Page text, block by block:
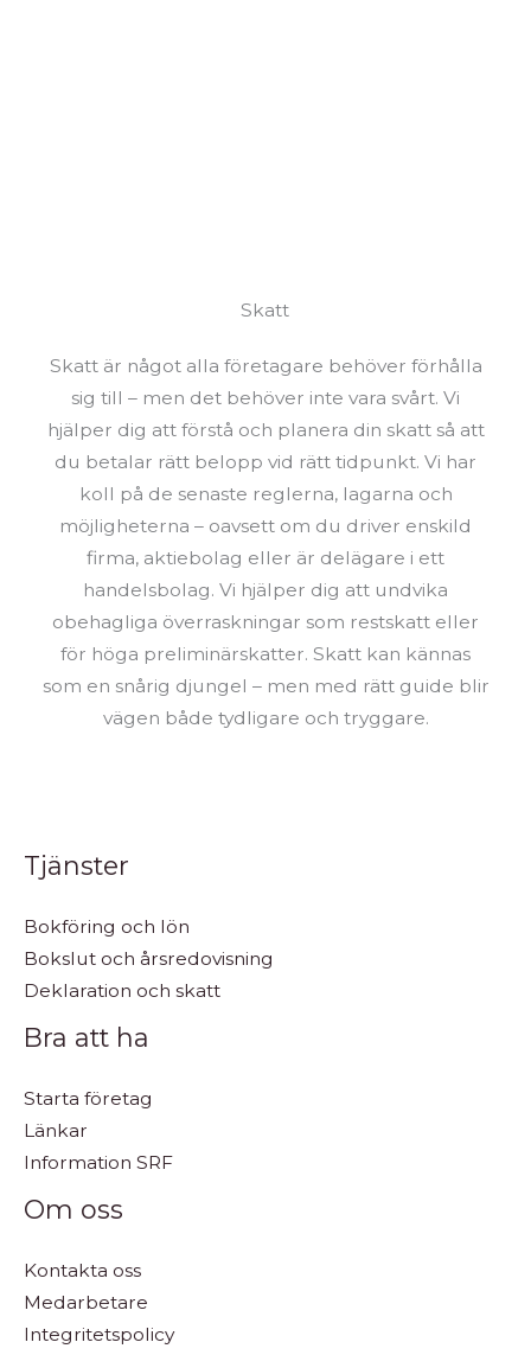
Skatt
Skatt är något alla företagare behöver förhålla
sig till – men det behöver inte vara svårt. Vi
hjälper dig att förstå och planera din skatt så att
du betalar rätt belopp vid rätt tidpunkt. Vi har
koll på de senaste reglerna, lagarna och
möjligheterna – oavsett om du driver enskild
firma, aktiebolag eller är delägare i ett
handelsbolag. Vi hjälper dig att undvika
obehagliga överraskningar som restskatt eller
för höga preliminärskatter. Skatt kan kännas
som en snårig djungel – men med rätt guide blir
vägen både tydligare och tryggare.
Tjänster
Bokföring och lön
Bokslut och årsredovisning
Deklaration och skatt
Bra att ha
Starta företag
Länkar
Information SRF
Om oss
Kontakta oss
Medarbetare
Integritetspolicy